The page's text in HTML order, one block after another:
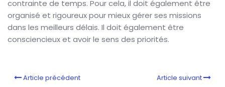
contrainte de temps. Pour cela, il doit également être
organisé et rigoureux pour mieux gérer ses missions
dans les meilleurs délais. Il doit également être
consciencieux et avoir le sens des priorités.
Article précédent Article suivant